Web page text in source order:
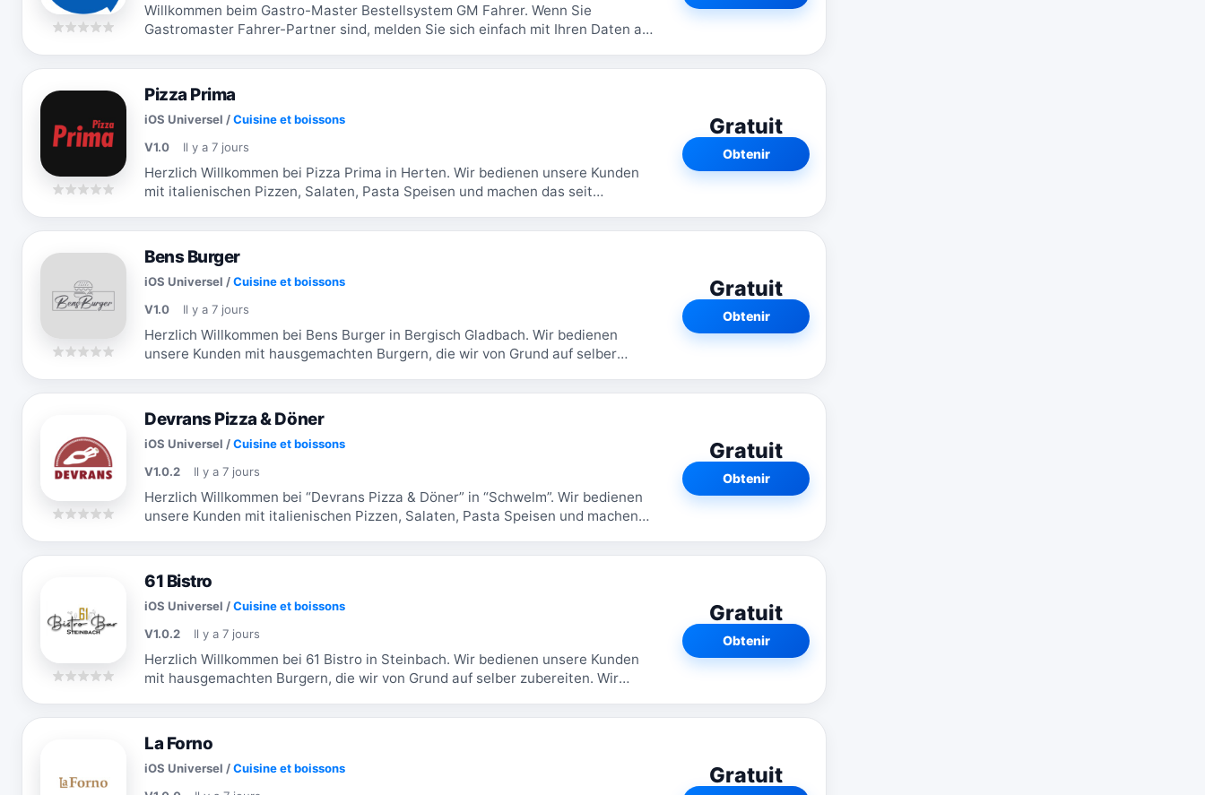
Willkommen beim Gastro-Master Bestellsystem GM Fahrer. Wenn Sie
Gastromaster Fahrer-Partner sind, melden Sie sich einfach mit Ihren Daten an.
Pizza Prima
iOS Universel /Cuisine et boissons
V1.0
Il y a 7 jours
Herzlich Willkommen bei Pizza Prima in Herten. Wir bedienen unsere Kunden
mit italienischen Pizzen, Salaten, Pasta Speisen und machen das seit
Gratuit
Obtenir
Bens Burger
iOS Universel /Cuisine et boissons
V1.0
Il y a 7 jours
Herzlich Willkommen bei Bens Burger in Bergisch Gladbach. Wir bedienen
unsere Kunden mit hausgemachten Burgern, die wir von Grund auf selber
Gratuit
Obtenir
Devrans Pizza & Döner
iOS Universel /Cuisine et boissons
V1.0.2
Il y a 7 jours
Herzlich Willkommen bei “Devrans Pizza & Döner” in “Schwelm”. Wir bedienen
unsere Kunden mit italienischen Pizzen, Salaten, Pasta Speisen und machen
Gratuit
Obtenir
61 Bistro
iOS Universel /Cuisine et boissons
V1.0.2
Il y a 7 jours
Herzlich Willkommen bei 61 Bistro in Steinbach. Wir bedienen unsere Kunden
mit hausgemachten Burgern, die wir von Grund auf selber zubereiten. Wir
Gratuit
Obtenir
La Forno
iOS Universel /Cuisine et boissons
Gratuit